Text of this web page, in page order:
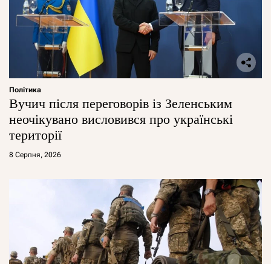
Політика
Вучич після переговорів із Зеленським
неочікувано висловився про українські
території
8 Серпня, 2026